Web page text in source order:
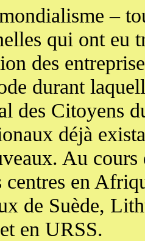
–
qui ont eu
des
durant
des Citoyens
déjà
Au
centres en
de Suède,
en URSS.